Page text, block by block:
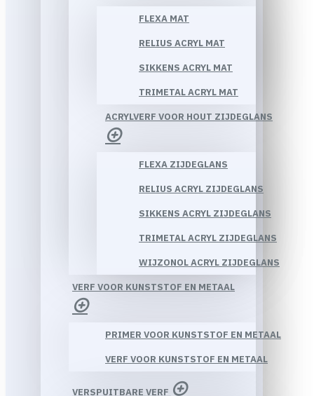
FLEXA MAT
RELIUS ACRYL MAT
SIKKENS ACRYL MAT
TRIMETAL ACRYL MAT
ACRYLVERF VOOR HOUT ZIJDEGLANS
FLEXA ZIJDEGLANS
RELIUS ACRYL ZIJDEGLANS
SIKKENS ACRYL ZIJDEGLANS
TRIMETAL ACRYL ZIJDEGLANS
WIJZONOL ACRYL ZIJDEGLANS
VERF VOOR KUNSTSTOF EN METAAL
PRIMER VOOR KUNSTSTOF EN METAAL
VERF VOOR KUNSTSTOF EN METAAL
VERSPUITBARE VERF